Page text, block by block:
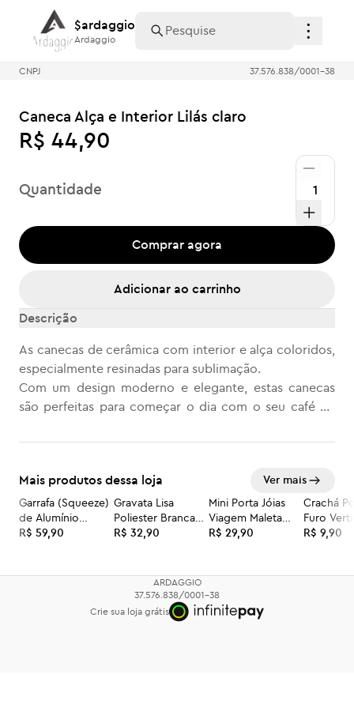
$ardaggio
Ardaggio
$ardaggio
Ardaggio
CNPJ 37.576.838/0001-38
Caneca Alça e Interior Lilás claro
R$ 44,90
Quantidade
Comprar agora
Adicionar ao carrinho
Descrição
As canecas de cerâmica com interior e alça coloridos,
especialmente resinadas para sublimação.
Com um design moderno e elegante, estas canecas
são perfeitas para começar o dia com o seu café ou
Cada caneca tem uma capacidade de 325 ml, o
O material de cerâmica de alta qualidade garante a
durabilidade e resistência das canecas, enquanto a
resina especial permite a sublimação, tornando-as
personalizáveis ao seu gosto. As cores vibrantes no
originalidade a cada caneca.
Esta caneca é uma excelente opção para quem
procura qualidade e estilo em um só produto. Seja
Mais produtos dessa loja Ver mais
Garrafa (Squeeze)
de Alumínio
Branco Big Mouth
R$ 59,90
Gravata Lisa
Poliester Branca
Personalizada
R$ 32,90
Mini Porta Jóias
Viagem Maleta
Caixa Com zíper
R$ 29,90
Crachá
Furo
R$ 9,90
ARDAGGIO
37.576.838/0001-38
Crie sua loja grátis